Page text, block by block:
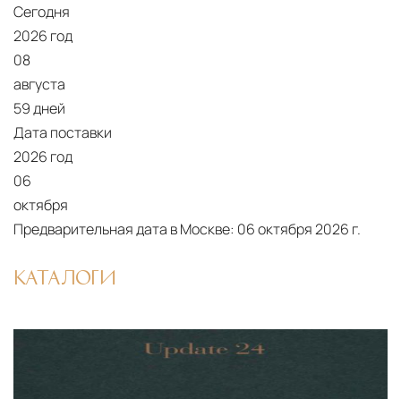
Сегодня
2026 год
08
августа
59 дней
Дата поставки
2026 год
06
октября
Предварительная дата в Москве: 06 октября 2026 г.
КАТАЛОГИ